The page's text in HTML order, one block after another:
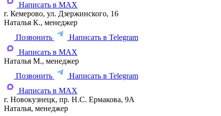
Написать в MAX
г. Кемерово, ул. Дзержинского, 16
Наталья К., менеджер
Позвонить
Написать в Telegram
Написать в MAX
Наталья М., менеджер
Позвонить
Написать в Telegram
Написать в MAX
г. Новокузнецк, пр. Н.С. Ермакова, 9А
Наталья, менеджер